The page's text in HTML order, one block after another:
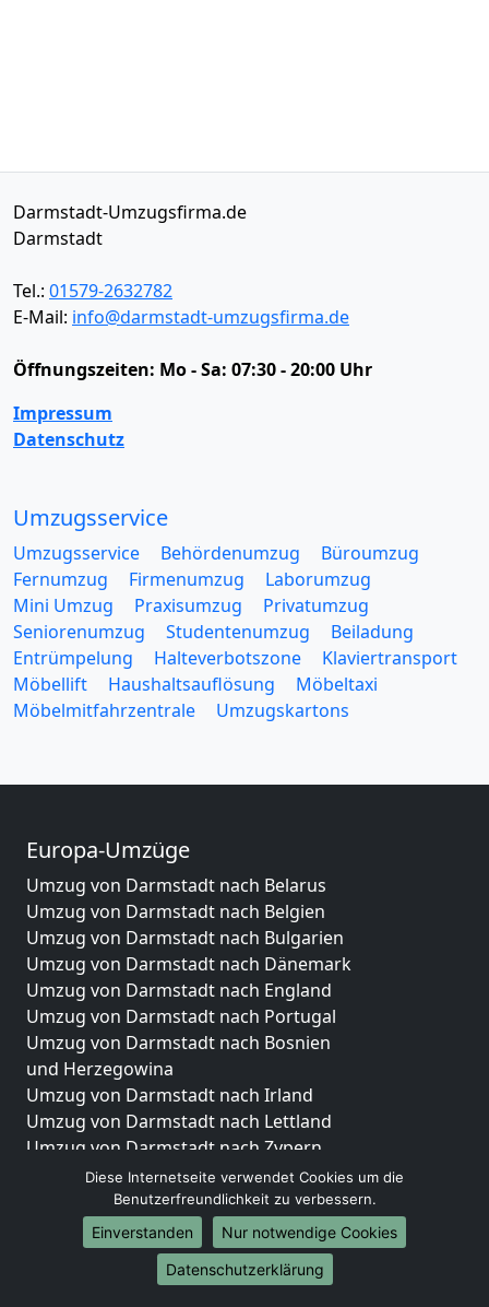
Darmstadt-Umzugsfirma.de
Darmstadt
Tel.: 01579-2632782
E-Mail: info@darmstadt-umzugsfirma.de
Öffnungszeiten: Mo - Sa: 07:30 - 20:00 Uhr
Impressum
Datenschutz
Umzugsservice
Umzugsservice Behördenumzug
Büroumzug
Fernumzug
Firmenumzug
Laborumzug
Mini Umzug
Praxisumzug
Privatumzug
Seniorenumzug
Studentenumzug
Beiladung
Entrümpelung
Halteverbotszone
Klaviertransport
Möbellift
Haushaltsauflösung
Möbeltaxi
Möbelmitfahrzentrale
Umzugskartons
Europa-Umzüge
Umzug von Darmstadt nach Belarus
Umzug von Darmstadt nach Belgien
Umzug von Darmstadt nach Bulgarien
Umzug von Darmstadt nach Dänemark
Umzug von Darmstadt nach England
Umzug von Darmstadt nach Portugal
Umzug von Darmstadt nach Bosnien
und Herzegowina
Umzug von Darmstadt nach Irland
Umzug von Darmstadt nach Lettland
Umzug von Darmstadt nach Zypern
Umzug von Darmstadt nach Kroatien
Umzug von Darmstadt nach Estland
Umzug von Darmstadt nach Finnland
Umzug von Darmstadt nach Frankreich
Umzug von Darmstadt nach Griechenland
Diese Internetseite verwendet Cookies um die
Benutzerfreundlichkeit zu verbessern.
Einverstanden
Nur notwendige Cookies
Datenschutzerklärung